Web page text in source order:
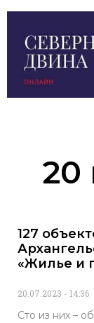
20
127
«Жилье и
20.07.2023 14:36
Сто из них –